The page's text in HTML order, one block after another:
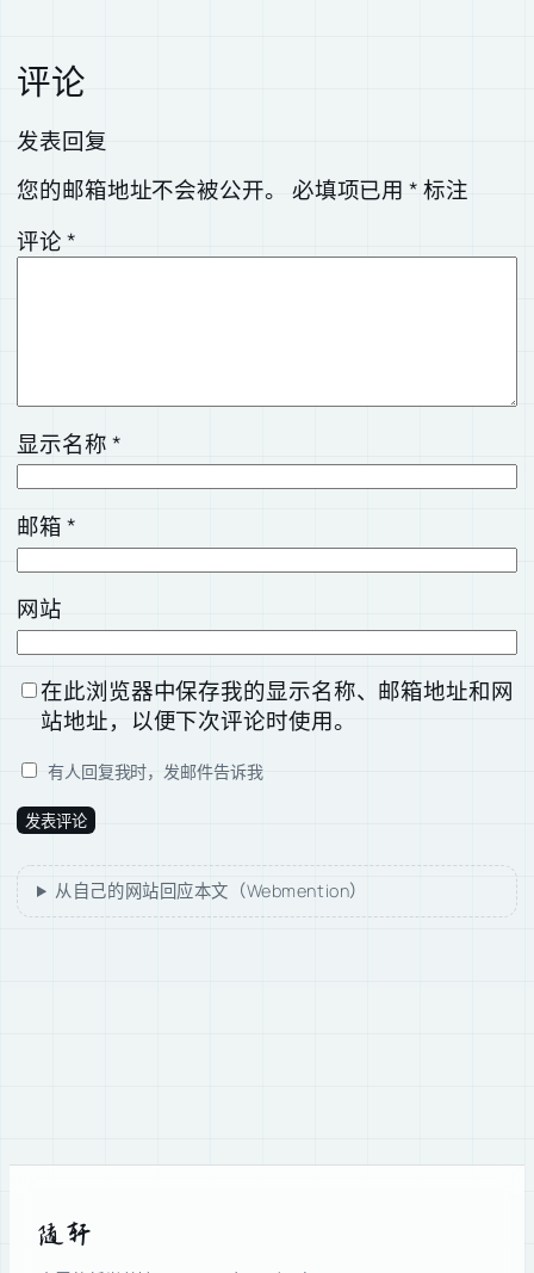
评论
发表回复
您的邮箱地址不会被公开。
必填项已用*标注
评论*
显示名称*
邮箱*
网站
在此浏览器中保存我的显示名称、邮箱地址和网
站地址，以便下次评论时使用。
有人回复我时，发邮件告诉我
从自己的网站回应本文（Webmention）
随轩